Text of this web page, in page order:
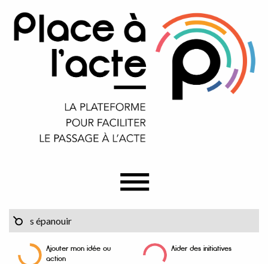
Ajouter mon idée ou
action
Aider des initiatives